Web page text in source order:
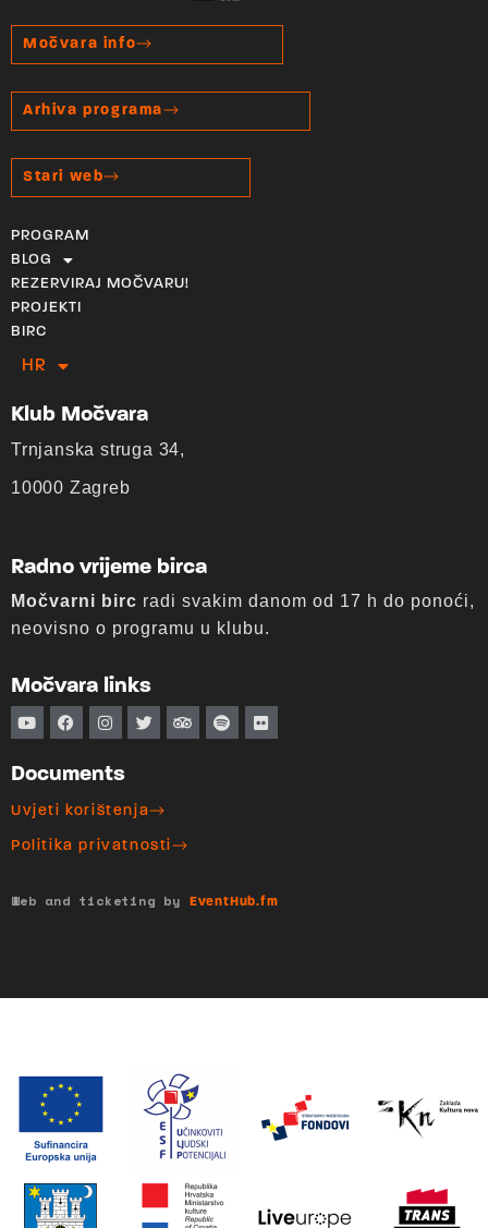
Močvara info
Arhiva programa
Stari web
PROGRAM
BLOG
REZERVIRAJ MOČVARU!
PROJEKTI
BIRC
HR
EN
Klub Močvara
Trnjanska struga 34,
10000 Zagreb
Radno vrijeme birca
Močvarni birc radi svakim danom od 17 h do ponoći,
neovisno o programu u klubu.
Močvara links
Documents
Uvjeti korištenja
Politika privatnosti
Web and ticketing by EventHub.fm